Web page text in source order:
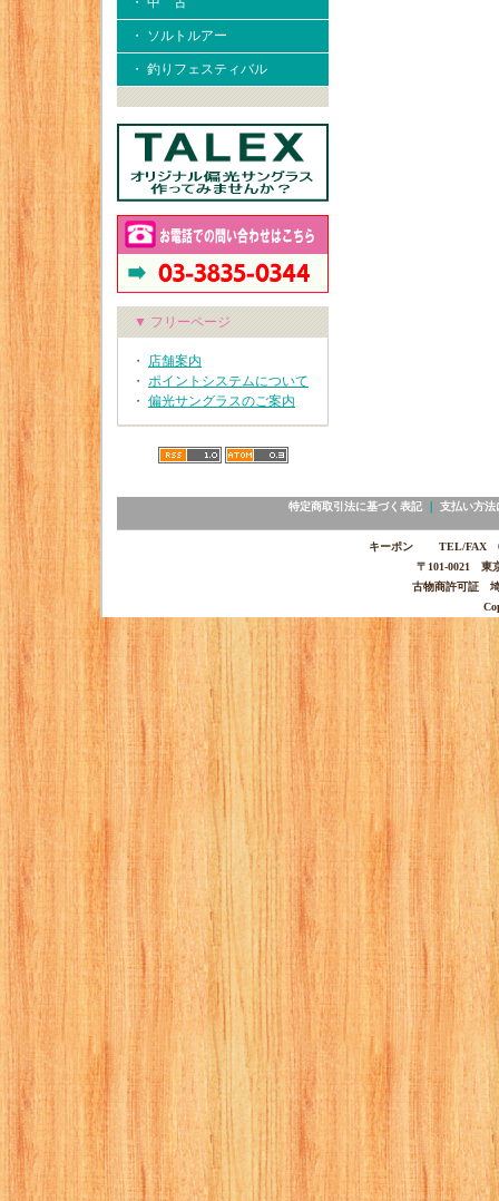
・ ソルトルアー
・ 釣りフェスティバル
▼ フリーページ
・ 店舗案内
・ ポイントシステムについて
・ 偏光サングラスのご案内
特定商取引法に基づく表記｜ 支払い方法
キーポン TEL/FAX
〒101-0021 東
古物商許可証